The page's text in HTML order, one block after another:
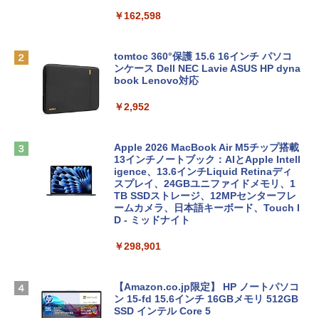
￥162,598
tomtoc 360°保護 15.6 16インチ パソコ
ンケース Dell NEC Lavie ASUS HP dyna
book Lenovo対応
￥2,952
Apple 2026 MacBook Air M5チップ搭載
13インチノートブック：AIとApple Intell
igence、13.6インチLiquid Retinaディ
スプレイ、24GBユニファイドメモリ、1
TB SSDストレージ、12MPセンターフレ
ームカメラ、日本語キーボード、Touch I
D - ミッドナイト
￥298,901
【Amazon.co.jp限定】 HP ノートパソコ
ン 15-fd 15.6インチ 16GBメモリ 512GB
SSD インテル Core 5